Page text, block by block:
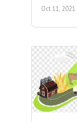
Oct 11, 2021